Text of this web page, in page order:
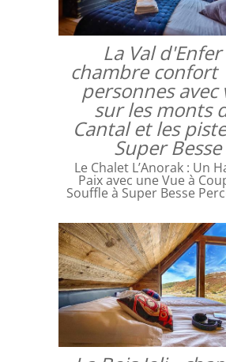
La Val d'Enfer
chambre confort
personnes avec
sur les monts
Cantal et les
Super Besse
Le Chalet L’Anorak : Un
Paix avec une Vue à
Souffle à Super Besse